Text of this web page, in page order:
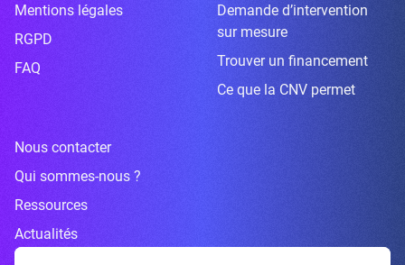
Mentions légales
RGPD
FAQ
Demande d’intervention
sur mesure
Trouver un financement
Ce que la CNV permet
Nous contacter
Qui sommes-nous ?
Ressources
Actualités